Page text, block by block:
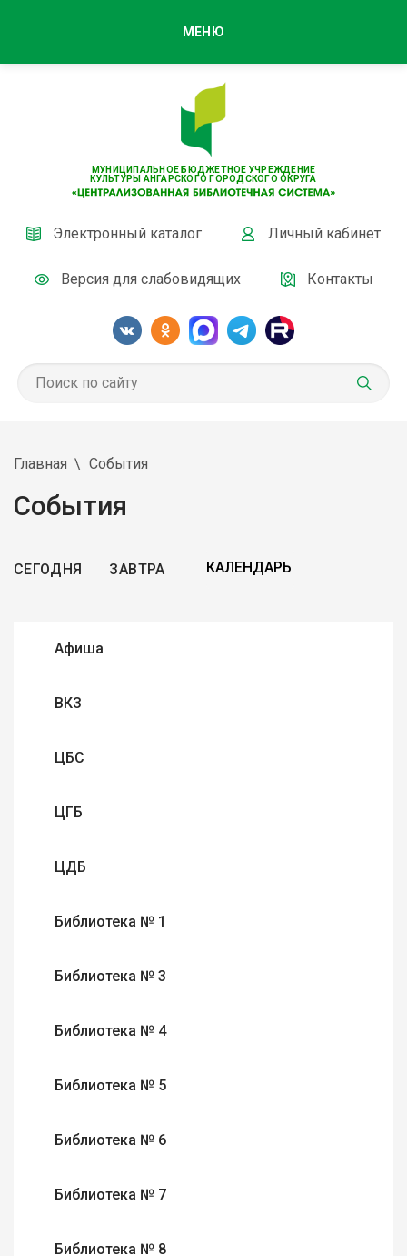
МУНИЦИПАЛЬНОЕ БЮДЖЕТНОЕ УЧРЕЖДЕНИЕ
КУЛЬТУРЫ АНГАРСКОГО ГОРОДСКОГО ОКРУГА
Электронный каталог Личный кабинет
Версия для слабовидящих Контакты
МЕНЮ
Главная События
События
СЕГОДНЯ ЗАВТРА
Афиша
ВКЗ
ЦБС
ЦГБ
ЦДБ
Библиотека № 1
Библиотека № 3
Библиотека № 4
Библиотека № 5
Библиотека № 6
Библиотека № 7
Библиотека № 8